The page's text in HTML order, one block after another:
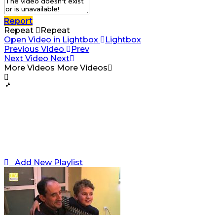
Report
Repeat
Repeat
Open Video in Lightbox
Lightbox
Previous Video
Prev
Next Video Next
More Videos More Videos
Add New Playlist